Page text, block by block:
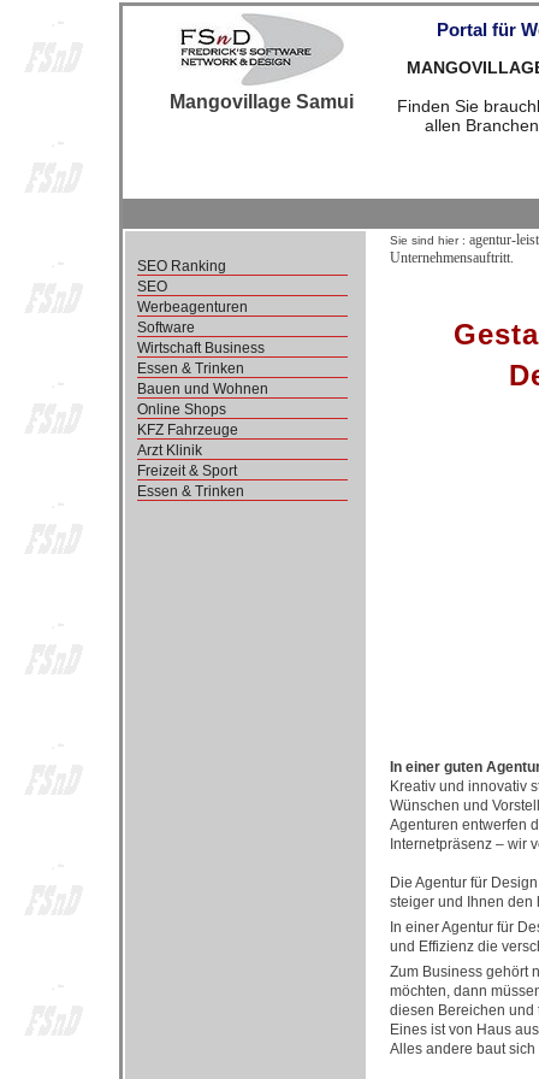
Mangovillage Samui
Portal für
Finden Sie
allen
SEO Ranking
SEO
Werbeagenturen
Software
Wirtschaft Business
Essen & Trinken
Bauen und Wohnen
Online Shops
KFZ Fahrzeuge
Arzt Klinik
Freizeit & Sport
Essen & Trinken
Sie sind hier : agentur-
Unternehmensauftritt.
In einer guten
Kreativ und innovativ
Wünschen und
Agenturen entwerfen
Internetpräsenz – wir
Die Agentur für
steiger und Ihnen den
In einer Agentur für
und Effizienz die
Zum Business gehört
möchten, dann
diesen Bereichen und
Eines ist von Haus
Alles andere baut